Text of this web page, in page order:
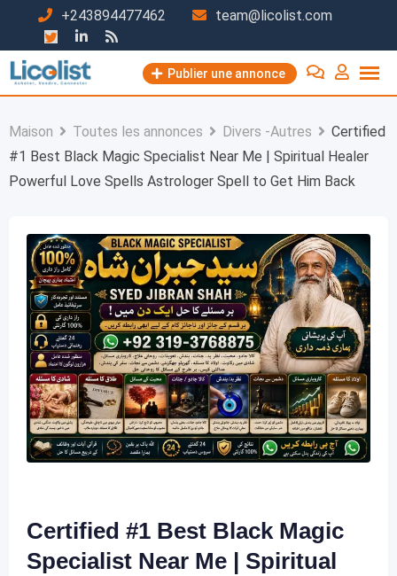
contenu
+243894477462 team@licolist.com
Publier une annonce
Maison Toutes les annonces Divers -Autres
Certified
#1 Best Black Magic Specialist Near Me | Spiritual Healer
Powerful Love Spells Astrologer Spell to Get Him Back
Certified #1 Best Black Magic
Specialist Near Me | Spiritual